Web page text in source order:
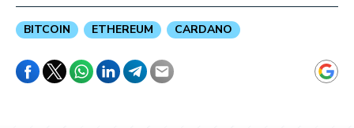
BITCOIN ETHEREUM CARDANO